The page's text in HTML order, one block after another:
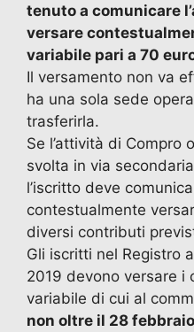
tenuto a comunicare
versare
variabile pari a 70
Il versamento non va
ha una sola sede
trasferirla.
Se l’attività di Compro
svolta in via
l’iscritto deve
contestualmente
diversi contributi
Gli iscritti nel Registro
2019 devono versare i
variabile di cui al
non oltre il 28